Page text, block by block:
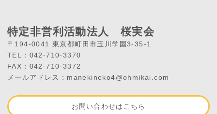
特定非営利活動法人 桜実会
〒194-0041 東京都町田市玉川学園3-35-1
TEL：042-710-3370
FAX：042-710-3372
メールアドレス：manekineko4@ohmikai.com
お問い合わせはこちら